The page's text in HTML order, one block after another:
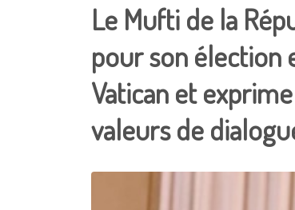
Le Mufti de la
pour son élection
Vatican et
valeurs de